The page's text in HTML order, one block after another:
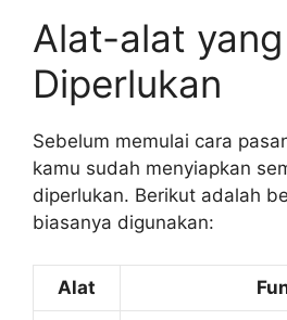
Alat-alat yang
Diperlukan
Sebelum memulai cara
kamu sudah menyiapkan
diperlukan. Berikut adalah
biasanya digunakan:
Alat